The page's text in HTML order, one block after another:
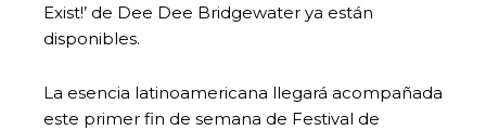
Exist!’ de Dee Dee Bridgewater ya están
disponibles.
La esencia latinoamericana llegará acompañada
este primer fin de semana de Festival de